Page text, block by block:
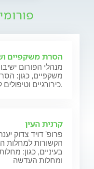
הסרת משקפיים
מנהלי הפורום
משקפיים, כגון:
כירורגיים וטיפולים לא ניתוחיים במגוון שיטות.
קרנית העין
פרופ' דויד צדוק
הקשורות למחלות
בעיניים, כגון:
ומחלות העדשה